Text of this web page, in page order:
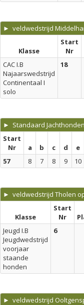
► veldwedstrijd
Klasse
Start
Nr
CAC I.B
Najaarswedstrijd
Continentaal I
solo
18
► Standaard
Start
Nr
a b c d e
57
8 7 8 9 10
► veldwedstrijd Tholen
Klasse
Start
Nr
Jeugd I.B
Jeugdwedstrijd
voorjaar
staande
honden
6
► veldwedstrijd